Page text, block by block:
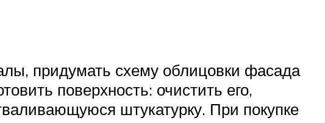
придумать схему облицовки фасада
поверхность: очистить его,
штукатурку. При покупке